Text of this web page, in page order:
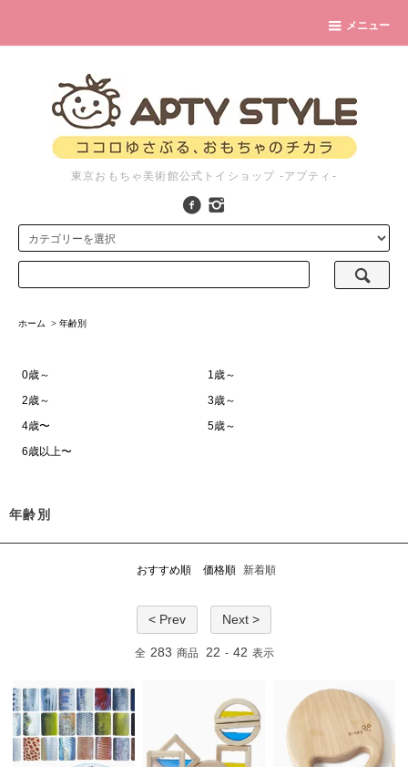
メニュー
東京おもちゃ美術館公式トイショップ -アプティ-
ホーム > 年齢別
0歳～
1歳～
2歳～
3歳～
4歳〜
5歳～
6歳以上〜
年齢別
おすすめ順 価格順 新着順
< Prev Next >
全 283 商品 22 - 42 表示